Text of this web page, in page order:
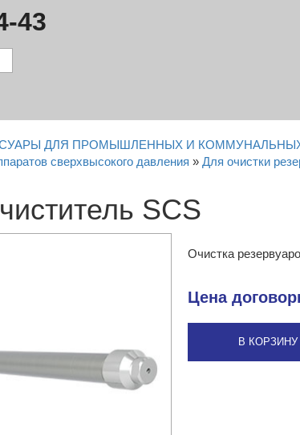
43
ДЛЯ ПРОМЫШЛЕННЫХ И
сверхвысокого давления » Для очистки
SCS
Очистка
Цена
В КОРЗИНУ